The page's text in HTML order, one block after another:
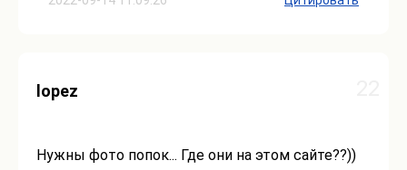
lopez
Нужны фото попок... Где они на этом сайте??))